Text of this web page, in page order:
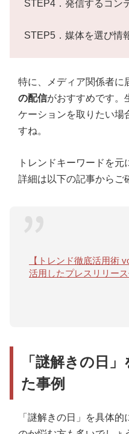
STEP4．発信するコン
STEP5．媒体を選び情
特に、メディア関係者に
の配信がおすすめです。
ケーションを取りたい場
すね。
トレンドキーワードを
詳細は以下の記事からご
【トレンド徹底活用術
活用したプレスリリー
「謎解きの日
た事例
「謎解きの日」を具体